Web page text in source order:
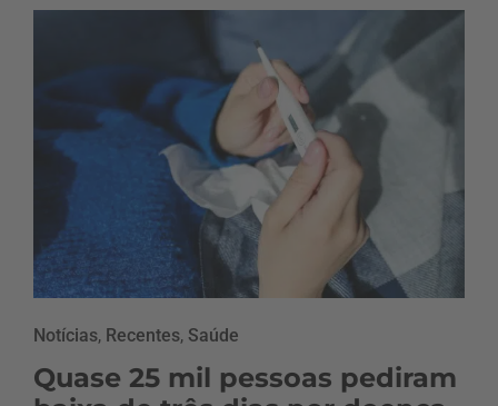
Notícias, Recentes, Saúde
Quase 25 mil pessoas pediram